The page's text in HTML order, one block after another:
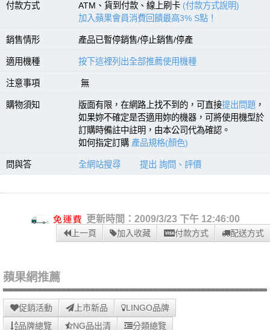
付款方式 ATM、貨到付款、線上刷卡 (付款方式說明)
加入蘋果會員消費回饋最高3% S點！
銷售情形 產品已暫停銷售/停止銷售/停產
適用機種 按下這裡列出全部推薦使用機種
注意事項 無
購物須知 版面有限，在網路上找不到的，可直接提出問題 ，
如果妳不確定是否適用妳的機器，可將使用機型於
訂購時備註中註明，由本公司代為確認。
如何指定訂購 產品規格(顏色)
問與答 全網站搜尋 提出 詢問、評價
更新時間：2009/3/23 下午 12:46:00
上一頁 加入收藏 付款方式 配送方式
蘋果網推薦
促銷活動 上市新品
LINGO品牌
品牌總覽
NG品出清 分類總覽